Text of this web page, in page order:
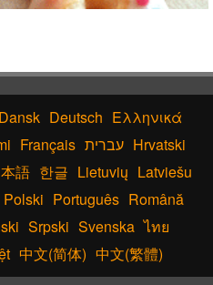
Dansk Deutsch Ελληνικά
Français עברית Hrvatski
語 한글 Lietuvių Latviešu
Polski Português Română
Srpski Svenska ไทย
中文(简体) 中文(繁體)